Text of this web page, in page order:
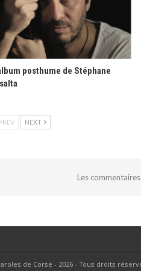
posthume de Stéphane
PREV NEXT
Les
de Corse - 2026 - Tous droits